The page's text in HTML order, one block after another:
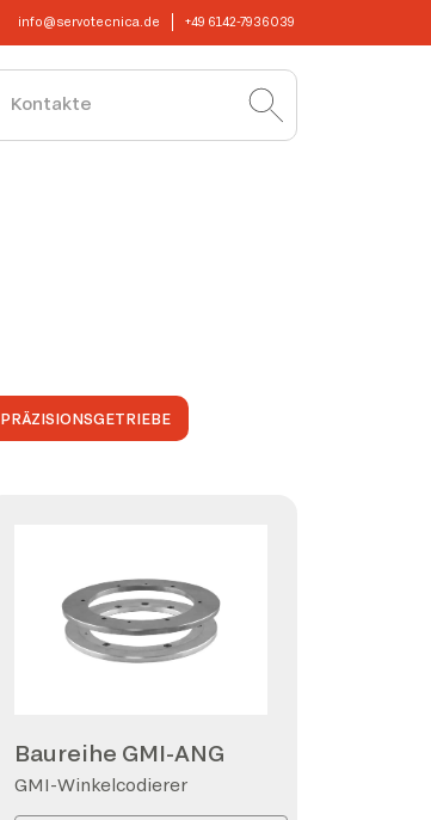
info@servotecnica.de +49 6142-7936039
Kontakte
PRÄZISIONSGETRIEBE
Baureihe GMI-ANG
GMI-Winkelcodierer